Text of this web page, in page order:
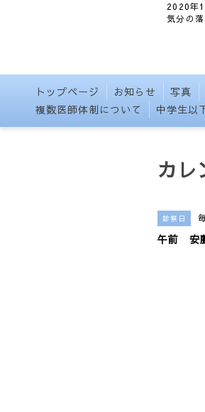
2020年
気分の落
トップページ お知らせ 写真
複数医師体制について
中学生以
カレ
診察日
午前 安